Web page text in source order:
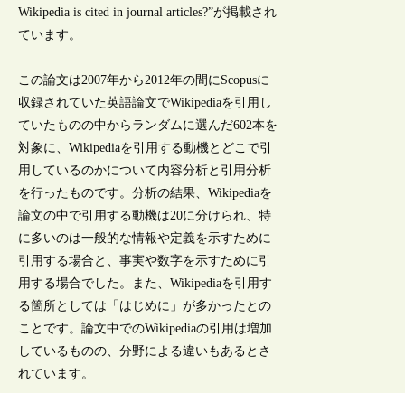
Wikipedia is cited in journal articles?”が掲載され
ています。
この論文は2007年から2012年の間にScopusに
収録されていた英語論文でWikipediaを引用し
ていたものの中からランダムに選んだ602本を
対象に、Wikipediaを引用する動機とどこで引
用しているのかについて内容分析と引用分析
を行ったものです。分析の結果、Wikipediaを
論文の中で引用する動機は20に分けられ、特
に多いのは一般的な情報や定義を示すために
引用する場合と、事実や数字を示すために引
用する場合でした。また、Wikipediaを引用す
る箇所としては「はじめに」が多かったとの
ことです。論文中でのWikipediaの引用は増加
しているものの、分野による違いもあるとさ
れています。